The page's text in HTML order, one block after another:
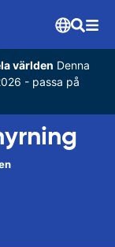
världen Denna
- passa på